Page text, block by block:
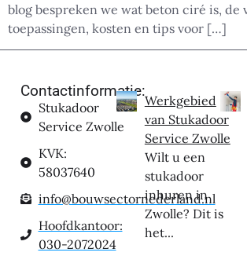
blog bespreken we wat beton ciré is, de
toepassingen, kosten en tips voor […]
Contactinformatie:
Stukadoor
Service Zwolle
KVK:
58037640
info@bouwsectornederland.nl
Hoofdkantoor:
030-2072024
Werkgebied
van Stukadoor
Service Zwolle
Wilt u een
stukadoor
inhuren in
Zwolle? Dit is
het...